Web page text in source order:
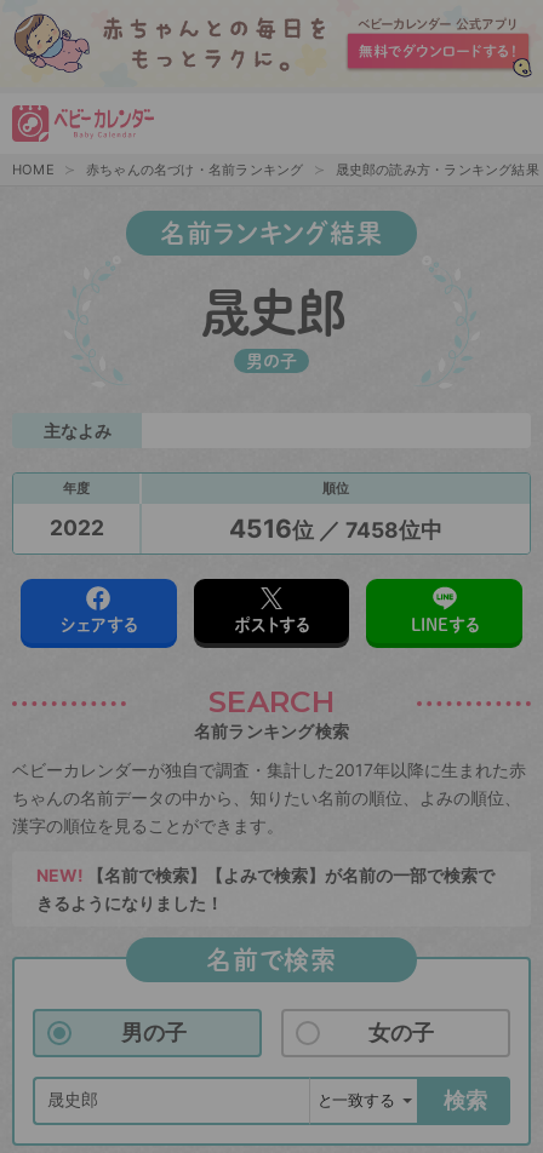
HOME 赤ちゃんの名づけ・名前ランキング 晟史郎の読み方・ランキング結果
名前ランキング結果
晟史郎
男の子
主なよみ
年度 順位
2022 4516位 ／ 7458位中
シェアする ポストする LINEする
SEARCH
名前ランキング検索
ベビーカレンダーが独自で調査・集計した2017年以降に生まれた赤
ちゃんの名前データの中から、知りたい名前の順位、よみの順位、
漢字の順位を見ることができます。
NEW! 【名前で検索】【よみで検索】が名前の一部で検索で
きるようになりました！
名前で検索
男の子 女の子
検索